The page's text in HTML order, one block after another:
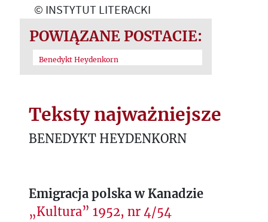
© INSTYTUT LITERACKI
POWIĄZANE POSTACIE:
Benedykt Heydenkorn
Teksty najważniejsze
BENEDYKT HEYDENKORN
Emigracja polska w Kanadzie
„Kultura” 1952, nr 4/54